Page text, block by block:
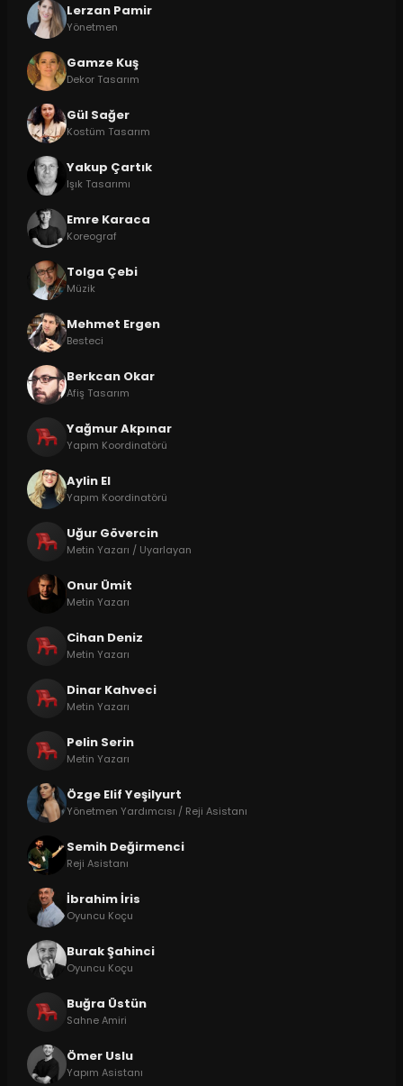
Lerzan Pamir
Yönetmen
Gamze Kuş
Dekor Tasarım
Gül Sağer
Kostüm Tasarım
Yakup Çartık
Işık Tasarımı
Emre Karaca
Koreograf
Tolga Çebi
Müzik
Mehmet Ergen
Besteci
Berkcan Okar
Afiş Tasarım
Yağmur Akpınar
Yapım Koordinatörü
Aylin El
Yapım Koordinatörü
Uğur Gövercin
Metin Yazarı / Uyarlayan
Onur Ümit
Metin Yazarı
Cihan Deniz
Metin Yazarı
Dinar Kahveci
Metin Yazarı
Pelin Serin
Metin Yazarı
Özge Elif Yeşilyurt
Yönetmen Yardımcısı / Reji Asistanı
Semih Değirmenci
Reji Asistanı
İbrahim İris
Oyuncu Koçu
Burak Şahinci
Oyuncu Koçu
Buğra Üstün
Sahne Amiri
Ömer Uslu
Yapım Asistanı